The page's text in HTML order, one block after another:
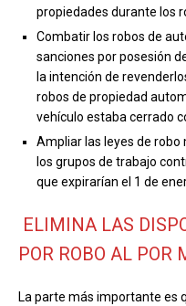
propiedades durante los
Combatir los robos de
sanciones por posesión
la intención de
robos de propiedad
vehículo estaba cerrado
Ampliar las leyes de
los grupos de trabajo
que expirarían el 1 de
ELIMINA LAS
POR ROBO AL POR
La parte más importante es